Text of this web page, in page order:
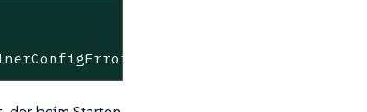
RESTARTS   AGE
0          47s